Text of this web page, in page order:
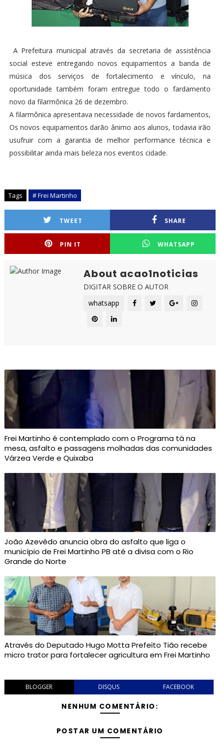
A Prefeitura municipal através da secretaria de assistência
social esteve entregando novos equipamentos a banda de
música dos serviços de fortalecimento e vínculo, na
oportunidade também foram entregue todo o fardamento
novo da filarmônica 26 de dezembro.
A filarmônica apresentava necessidade de novos fardamentos,
Os novos equipamentos darão ânimo aos alunos, todavia irão
usufruir com a garantia de melhor performance técnica e
possibilitar ainda mais beleza nos eventos cidade.
Tags # Frei Martinho
TWEET SHARE
PIN IT WHATSAPP
About acao1noticias
DIGITAR SOBRE O AUTOR
whatsapp
Frei Martinho é contemplado com o Programa tá na
mesa, asfalto e passagens molhadas das comunidades
Várzea Verde e Quixaba
João Azevêdo anuncia obra do asfalto que liga o
município de Frei Martinho PB até a divisa com o Rio
Grande do Norte
Através do Deputado Hugo Motta Prefeito Tião recebe
micro trator para fortalecer agricultura em Frei Martinho
BLOGGER DISQUS FACEBOOK
NENHUM COMENTÁRIO:
POSTAR UM COMENTÁRIO